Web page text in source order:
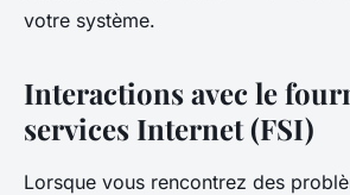
votre système.
Interactions avec le
services Internet (FSI)
Lorsque vous rencontrez des